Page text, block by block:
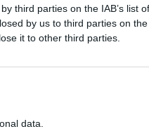
third parties on the IAB’s list
by us to third parties on the
it to other third parties.
data.